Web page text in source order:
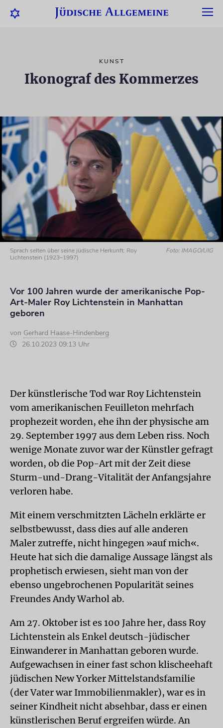
KUNST
Ikonograf des Kommerzes
Sprach selten über seine jüdische Herkunft: Roy
Lichtenstein (1923–1997)
Foto: IMAGO/UIG
Vor 100 Jahren wurde der amerikanische Pop-
Art-Maler Roy Lichtenstein in Manhattan
geboren
von Gerhard Haase-Hindenberg
26.10.2023 09:13 Uhr
Der künstlerische Tod war Roy Lichtenstein
vom amerikanischen Feuilleton mehrfach
prophezeit worden, ehe ihn der physische am
29. September 1997 aus dem Leben riss. Noch
wenige Monate zuvor war der Künstler gefragt
worden, ob die Pop-Art mit der Zeit diese
Sturm-und-Drang-Vitalität der Anfangsjahre
verloren habe.
Mit einem verschmitzten Lächeln erklärte er
selbstbewusst, dass dies auf alle anderen
Maler zutreffe, nicht hingegen »auf mich«.
Heute hat sich die damalige Aussage längst als
prophetisch erwiesen, sieht man von der
ebenso ungebrochenen Popularität seines
Freundes Andy Warhol ab.
Am 27. Oktober ist es 100 Jahre her, dass Roy
Lichtenstein als Enkel deutsch-jüdischer
Einwanderer in Manhattan geboren wurde.
Aufgewachsen in einer fast schon klischeehaft
jüdischen New Yorker Mittelstandsfamilie
(der Vater war Immobilienmakler), war es in
seiner Kindheit nicht absehbar, dass er einen
künstlerischen Beruf ergreifen würde. An